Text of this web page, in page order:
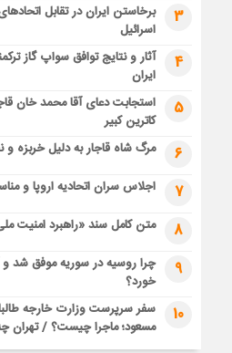
3
برخاستن ایران در تقابل
اسرائیل
4
آثار و نتایج توافق سواپ گاز
ایران
5
استجابت دعای آقا محمد خان
کاترین کبیر
6 مرگ شاه قاجار به دلیل خربزه
7 اجلاس سران اتحادیه اروپا و
8 متن کامل سند «راهبرد امنیت ملی
9
چرا روسیه در سوریه موفق شد
خورد؟
10
سفر سرپرست وزارت خارجه
مسعود؛ ماجرا چیست؟ / تهران